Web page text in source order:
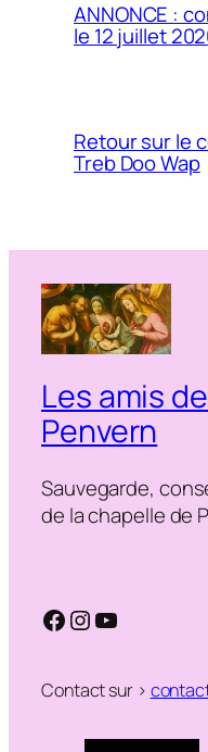
ANNONCE :
le 12 juillet
Retour sur le
Treb Doo Wap
Les amis
Penvern
Sauvegarde,
de la chapelle de
Facebook
Instagram
YouTube
Contact sur >